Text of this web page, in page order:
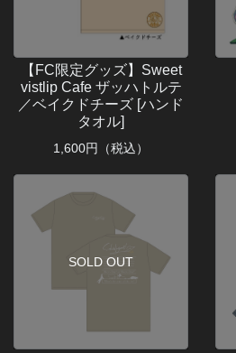
【FC限定グッズ】Sweet
vistlip Cafe ザッハトルテ
／ベイクドチーズ [ハンド
タオル]
1,600円（税込）
SOLD OUT